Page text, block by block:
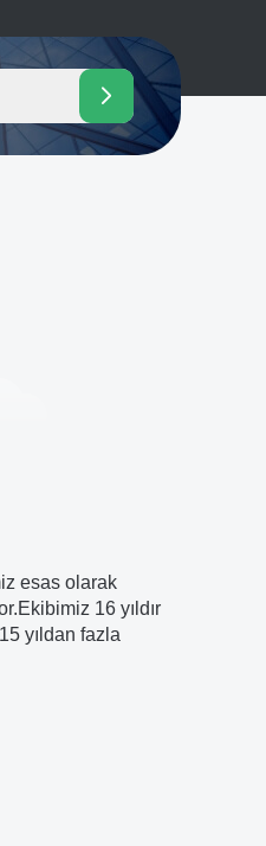
esas olarak
16 yıldır
yıldan fazla